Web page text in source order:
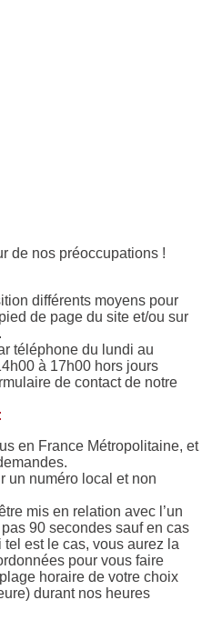
de nos préoccupations !
différents moyens pour
de page du site et/ou sur
téléphone du lundi au
à 17h00 hors jours
de contactde notre
en France Métropolitaine, et
un numéro local et non
mis en relation avec l’un
90 secondes sauf en cas
est le cas, vous aurez la
pour vous faire
horaire de votre choix
durant nos heures